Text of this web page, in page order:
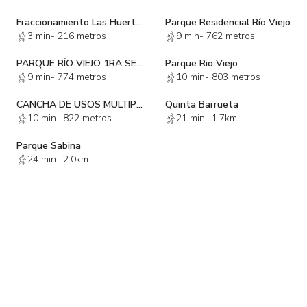
Fraccionamiento Las Huertas
3 min- 216 metros
Parque Residencial Río Viejo
9 min- 762 metros
PARQUE RÍO VIEJO 1RA SECCIÓN
9 min- 774 metros
Parque Rio Viejo
10 min- 803 metros
CANCHA DE USOS MULTIPLES RIO VIEJO 1 SECC.
10 min- 822 metros
Quinta Barrueta
21 min- 1.7km
Parque Sabina
24 min- 2.0km